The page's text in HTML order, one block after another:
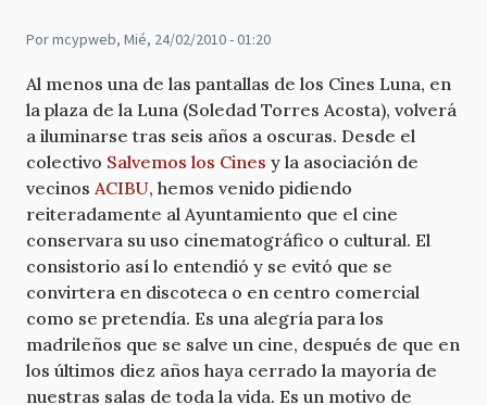
Pormcypweb, Mié, 24/02/2010 - 01:20
Al menos una de las pantallas de los Cines Luna, en
la plaza de la Luna (Soledad Torres Acosta), volverá
a iluminarse tras seis años a oscuras. Desde el
colectivo Salvemos los Cines y la asociación de
vecinos ACIBU, hemos venido pidiendo
reiteradamente al Ayuntamiento que el cine
conservara su uso cinematográfico o cultural. El
consistorio así lo entendió y se evitó que se
convirtera en discoteca o en centro comercial
como se pretendía. Es una alegría para los
madrileños que se salve un cine, después de que en
los últimos diez años haya cerrado la mayoría de
nuestras salas de toda la vida. Es un motivo de